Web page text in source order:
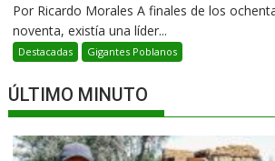
Por Ricardo Morales A finales de los
noventa, existía una líder...
Destacadas Gigantes Poblanos
ÚLTIMO MINUTO